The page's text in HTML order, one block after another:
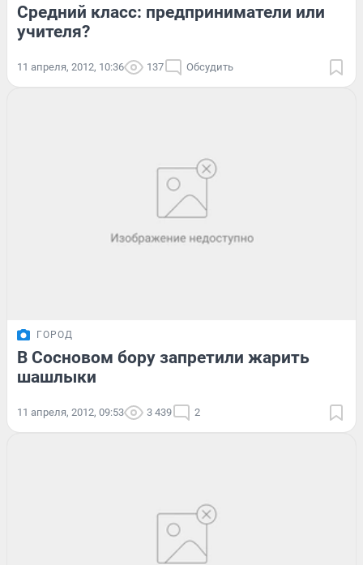
Средний класс: предприниматели или
учителя?
11 апреля, 2012, 10:36 137 Обсудить
ГОРОД
В Сосновом бору запретили жарить
шашлыки
11 апреля, 2012, 09:53 3 439 2